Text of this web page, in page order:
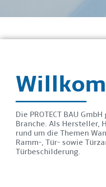
Die PROTECT BAU
Branche. Als Hersteller,
rund um die Themen
Ramm-, Tür- sowie
Türbeschilderung.